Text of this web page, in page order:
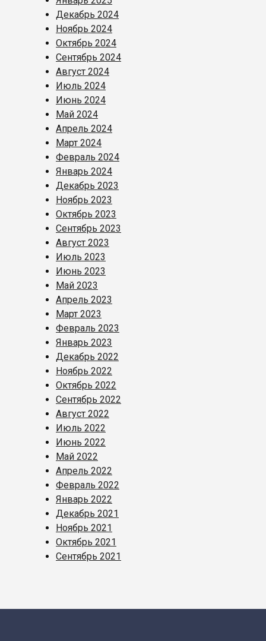
Декабрь 2024
Ноябрь 2024
Октябрь 2024
Сентябрь 2024
Август 2024
Июль 2024
Июнь 2024
Май 2024
Апрель 2024
Март 2024
Февраль 2024
Январь 2024
Декабрь 2023
Ноябрь 2023
Октябрь 2023
Сентябрь 2023
Август 2023
Июль 2023
Июнь 2023
Май 2023
Апрель 2023
Март 2023
Февраль 2023
Январь 2023
Декабрь 2022
Ноябрь 2022
Октябрь 2022
Сентябрь 2022
Август 2022
Июль 2022
Июнь 2022
Май 2022
Апрель 2022
Февраль 2022
Январь 2022
Декабрь 2021
Ноябрь 2021
Октябрь 2021
Сентябрь 2021